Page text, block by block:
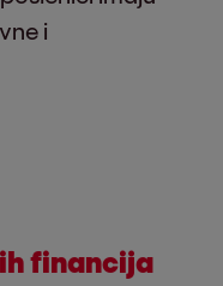
i
financija